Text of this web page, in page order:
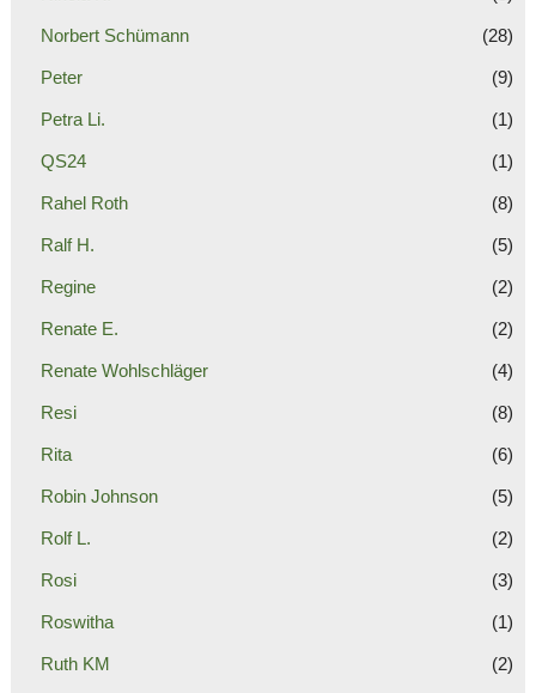
Norbert Schümann (28)
Peter (9)
Petra Li. (1)
QS24 (1)
Rahel Roth (8)
Ralf H. (5)
Regine (2)
Renate E. (2)
Renate Wohlschläger (4)
Resi (8)
Rita (6)
Robin Johnson (5)
Rolf L. (2)
Rosi (3)
Roswitha (1)
Ruth KM (2)